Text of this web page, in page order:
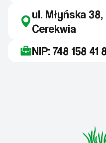
ul. Młyńska
Cerekwia
NIP: 748 158 41